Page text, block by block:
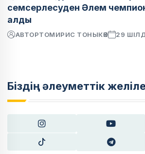
семсерлесуден Әлем
алды
АВТОРТОМИРИС ТОНЫКӨК 29
Біздің әлеуметтік